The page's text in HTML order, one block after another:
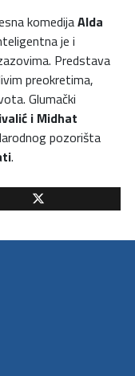
komedijaAlda
je i
Predstava
preokretima,
Glumački
i Midhat
pozorišta
.